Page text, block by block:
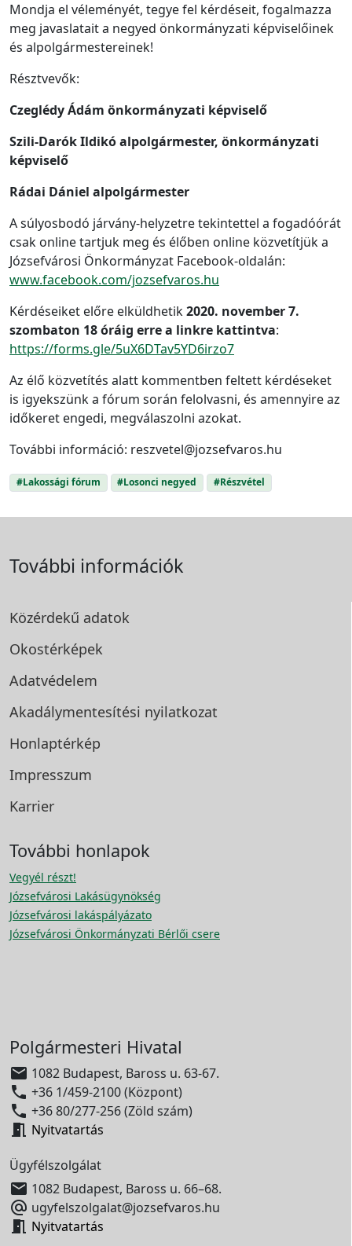
Mondja el véleményét, tegye fel kérdéseit, fogalmazza
meg javaslatait a negyed önkormányzati képviselőinek
és alpolgármestereinek!
Résztvevők:
Czeglédy Ádám önkormányzati képviselő
Szili-Darók Ildikó alpolgármester, önkormányzati
képviselő
Rádai Dániel alpolgármester
A súlyosbodó járvány-helyzetre tekintettel a fogadóórát
csak online tartjuk meg és élőben online közvetítjük a
Józsefvárosi Önkormányzat Facebook-oldalán:
www.facebook.com/jozsefvaros.hu
Kérdéseiket előre elküldhetik2020. november 7.
szombaton 18 óráig erre a linkre kattintva:
https://forms.gle/5uX6DTav5YD6irzo7
Az élő közvetítés alatt kommentben feltett kérdéseket
is igyekszünk a fórum során felolvasni, és amennyire az
időkeret engedi, megválaszolni azokat.
További információ: reszvetel@jozsefvaros.hu
#Lakossági fórum #Losonci negyed #Részvétel
További információk
Közérdekű adatok
Okostérképek
Adatvédelem
Akadálymentesítési nyilatkozat
Honlaptérkép
Impresszum
Karrier
További honlapok
Vegyél részt!
Józsefvárosi Lakásügynökség
Józsefvárosi lakáspályázato
Józsefvárosi Önkormányzati Bérlői csere
Polgármesteri Hivatal
 1082 Budapest, Baross u. 63-67.
 +36 1/459-2100 (Központ)
 +36 80/277-256 (Zöld szám)
 Nyitvatartás
Ügyfélszolgálat
 1082 Budapest, Baross u. 66–68.
 ugyfelszolgalat@jozsefvaros.hu
 Nyitvatartás